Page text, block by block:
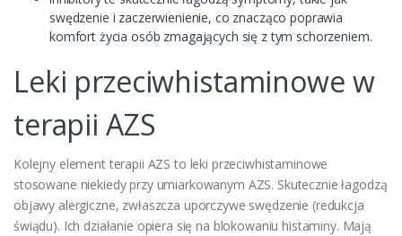
swędzenie i zaczerwienienie, co znacząco poprawia
komfort życia osób zmagających się z tym schorzeniem.
Leki przeciwhistaminowe w
terapii AZS
Kolejny element terapii AZS to leki przeciwhistaminowe
stosowane niekiedy przy umiarkowanym AZS. Skutecznie łagodzą
objawy alergiczne, zwłaszcza uporczywe swędzenie (redukcja
świądu). Ich działanie opiera się na blokowaniu histaminy. Mają